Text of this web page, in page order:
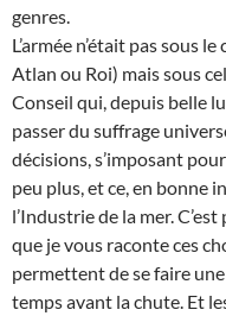
genres.
L’armée n’était pas sous
Atlan ou Roi) mais sous
Conseil qui, depuis belle
passer du suffrage
décisions, s’imposant
peu plus, et ce, en bonne
l’Industrie de la mer.
que je vous raconte ces
permettent de se faire
temps avant la chute. Et